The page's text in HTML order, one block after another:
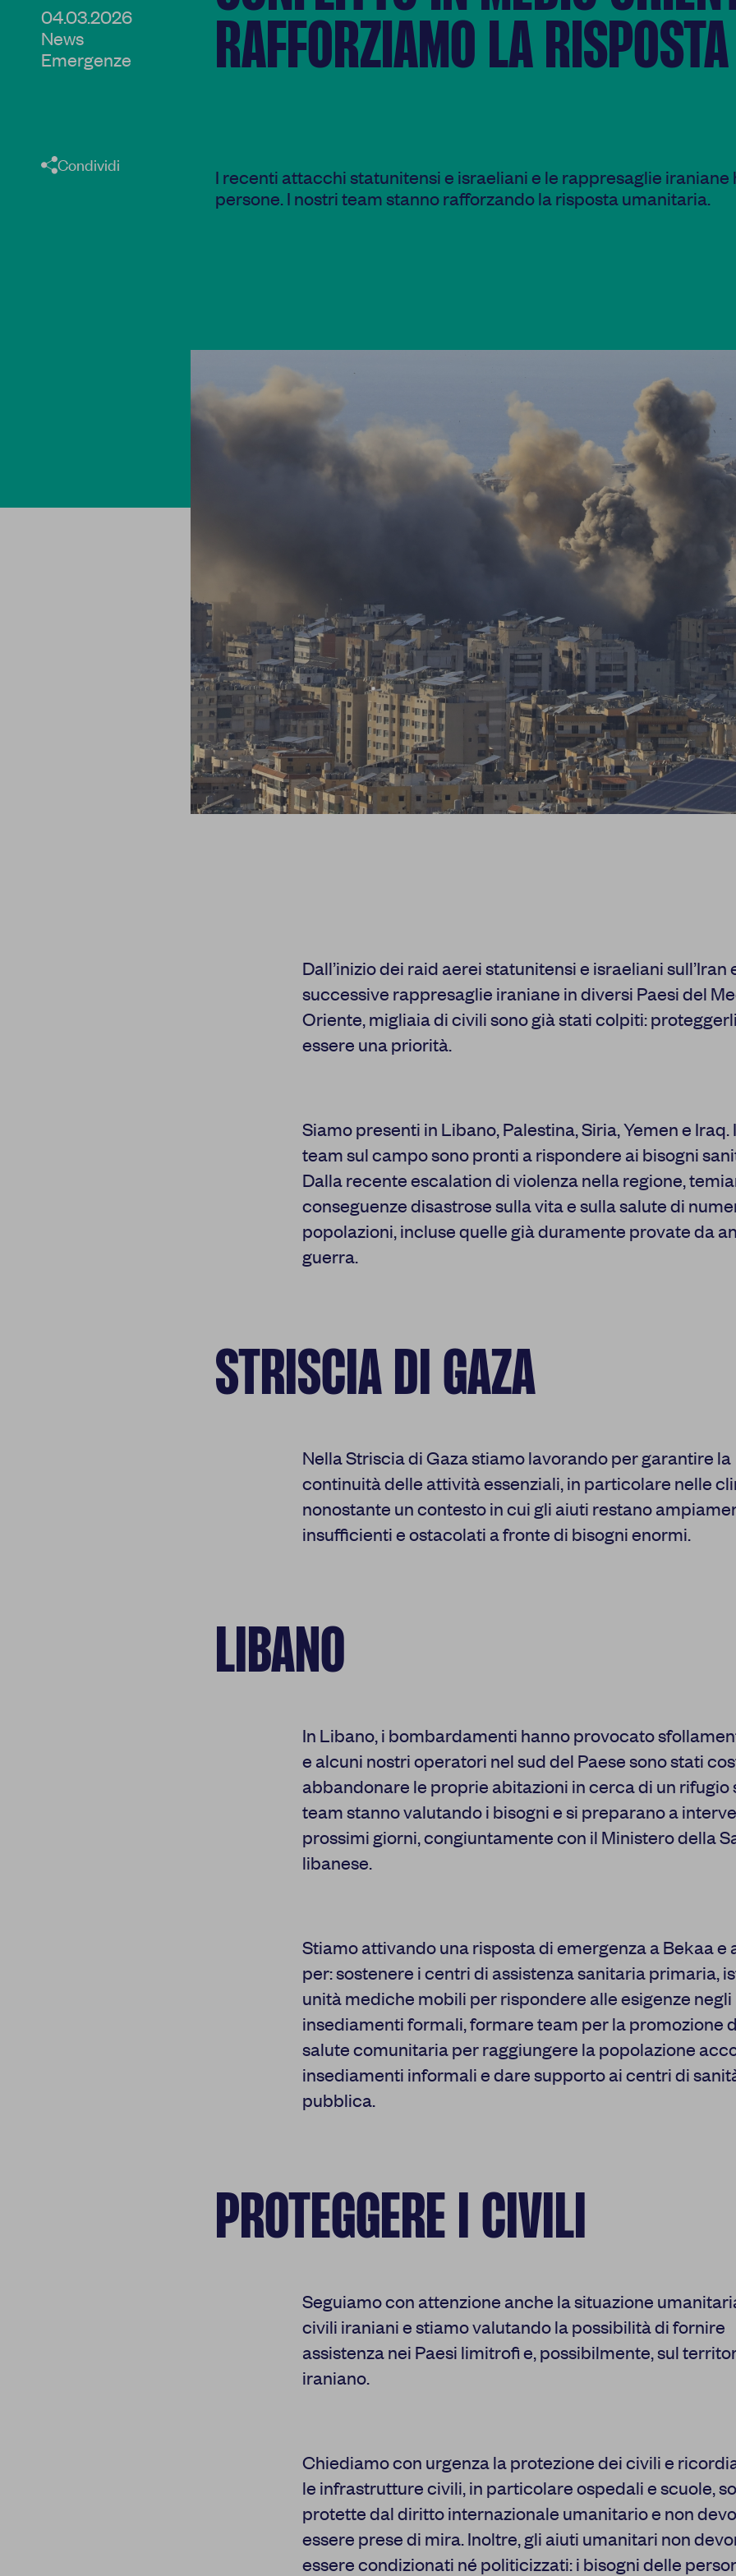
I cookie e altre tecnologie simili sono una parte fondamentale
nostra Piattaforma. L’obiettivo principale dei cookie è rendere
navigazione più comoda ed efficiente, nonché consentirci di
disattivarli secondo le proprie preferenze, salvo i Cookie
funzionamento della Piattaforma. È importante tenere conto
alcuni cookie può condizionare l’esperienza sulla Piattaforma e
Premendo “Conferma le impostazioni”, la selezione relativa ai
salvata. Se non è stata selezionata alcuna opzione, premere
a rifiutare tutti i cookie. Per ulteriori informazioni, è possibile
policy.
Cookie strettamente
necessari
Cookies di marketing
Cookie pubblicitari
annunci
Cookie di
CONFERMA LE MIE SCELTE
RAFFORZIAMO LA
I recenti attacchi statunitensi e israeliani e le rappresaglie
persone. I nostri team stanno rafforzando la risposta umanitaria.
04.03.2026
News
Emergenze
Condividi
Dall’inizio dei raid aerei statunitensi e israeliani sull’Iran
successive rappresaglie iraniane in diversi Paesi del
Oriente, migliaia di civili sono già stati colpiti:
essere una priorità.
Siamo presenti in Libano, Palestina, Siria, Yemen e Iraq.
team sul campo sono pronti a rispondere ai bisogni
Dalla recente escalation di violenza nella regione,
conseguenze disastrose sulla vita e sulla salute di
popolazioni, incluse quelle già duramente provate da
guerra.
STRISCIA DI GAZA
Nella Striscia di Gaza stiamo lavorando per garantire la
continuità delle attività essenziali, in particolare nelle
nonostante un contesto in cui gli aiuti restano
insufficienti e ostacolati a fronte di bisogni enormi.
LIBANO
In Libano, i bombardamenti hanno provocato
e alcuni nostri operatori nel sud del Paese sono stati
abbandonare le proprie abitazioni in cerca di un rifugio
team stanno valutando i bisogni e si preparano a
prossimi giorni, congiuntamente con il Ministero della
libanese.
Stiamo attivando una risposta di emergenza a Bekaa e
per: sostenere i centri di assistenza sanitaria primaria,
unità mediche mobili per rispondere alle esigenze negli
insediamenti formali, formare team per la promozione
salute comunitaria per raggiungere la popolazione
insediamenti informali e dare supporto ai centri di
pubblica.
PROTEGGERE I CIVILI
Seguiamo con attenzione anche la situazione
civili iraniani e stiamo valutando la possibilità di fornire
assistenza nei Paesi limitrofi e, possibilmente, sul
iraniano.
Chiediamo con urgenza la protezione dei civili e
le infrastrutture civili, in particolare ospedali e scuole,
protette dal diritto internazionale umanitario e non
essere prese di mira. Inoltre, gli aiuti umanitari non
essere condizionati né politicizzati: i bisogni delle
04.03.2026
News
Emergenze
Condividi